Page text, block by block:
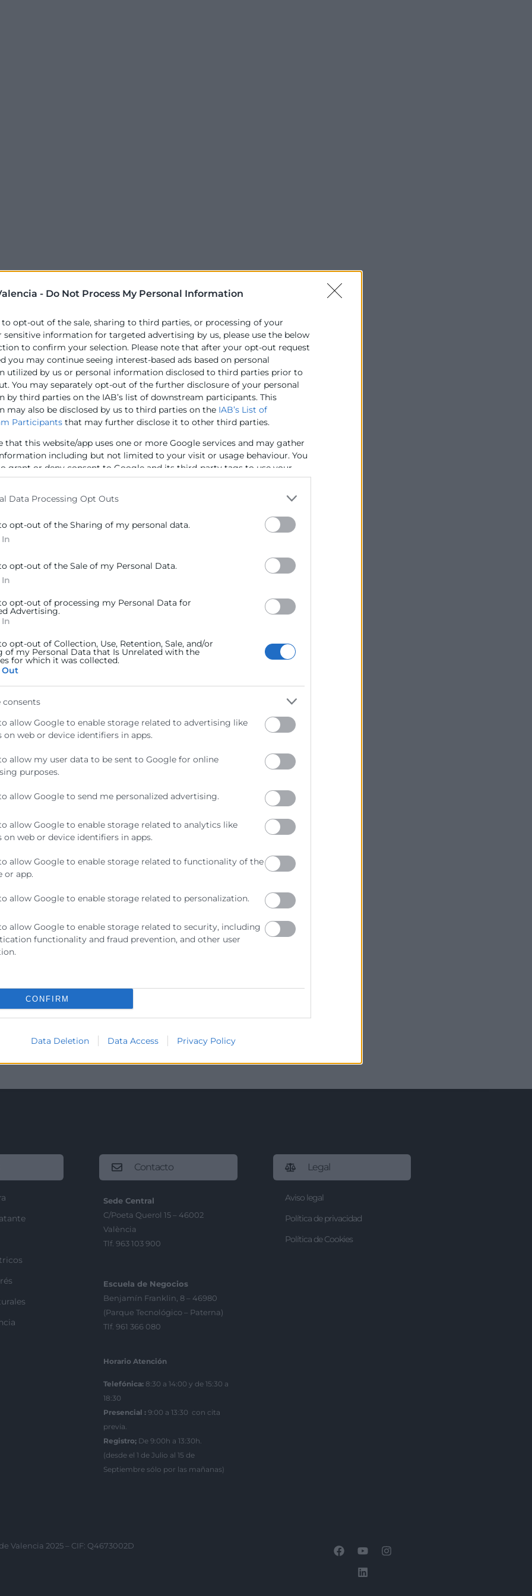
- Do Not Process My Personal Information
to opt-out of the sale, sharing to third parties, or processing of your
sensitive information for targeted advertising by us, please use the below
to confirm your selection. Please note that after your opt-out request
you may continue seeing interest-based ads based on personal
utilized by us or personal information disclosed to third parties prior to
You may separately opt-out of the further disclosure of your personal
by third parties on the IAB’s list of downstream participants. This
may also be disclosed by us to third parties on the IAB’s List of
Participants that may further disclose it to other third parties.
that this website/app uses one or more Google services and may gather
including but not limited to your visit or usage behaviour. You
grant or deny consent to Google and its third-party tags to use your
specified purposes in below Google consent section.
Data Processing Opt Outs
opt-out of the Sharing of my personal data.
opt-out of the Sale of my Personal Data.
opt-out of processing my Personal Data for
Advertising.
opt-out of Collection, Use, Retention, Sale, and/or
of my Personal Data that Is Unrelated with the
for which it was collected.
consents
allow Google to enable storage related to advertising like
on web or device identifiers in apps.
allow my user data to be sent to Google for online
purposes.
allow Google to send me personalized advertising.
allow Google to enable storage related to analytics like
on web or device identifiers in apps.
allow Google to enable storage related to functionality of the
or app.
allow Google to enable storage related to personalization.
allow Google to enable storage related to security, including
functionality and fraud prevention, and other user
CONFIRM
Data Deletion Data Access Privacy Policy
h.) – Septiembre 2026
empresarial para emprendedores y personas con una ide...
riesgos y aprovechar todo su potencial
todo el potencial de la IA sin per...
inquietud o proyecto en mente pero no sabes por dónde empeza...
hoja de ruta para el sector textil y el calzado valenciano
alcance 2 y 3 de la huella de carbono
Contacto
Sede Central
C/Poeta Querol 15 – 46002
València
Tlf. 963 103 900
Escuela de Negocios
Benjamín Franklin, 8 – 46980
(Parque Tecnológico – Paterna)
Tlf. 961 366 080
Horario Atención
Telefónica: 8:30 a 14:00 y de 15:30 a
18:30
Presencial : 9:00 a 13:30 con cita
previa.
Registro; De 9:00h a 13:30h.
(desde el 1 de Julio al 15 de
Septiembre sólo por las mañanas)
Legal
Aviso legal
Política de privacidad
Política de Cookies
Valencia 2025 – CIF: Q4673002D